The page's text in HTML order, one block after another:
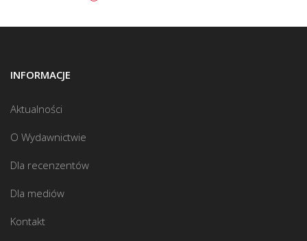
INFORMACJE
Aktualności
O Wydawnictwie
Dla recenzentów
Dla mediów
Kontakt